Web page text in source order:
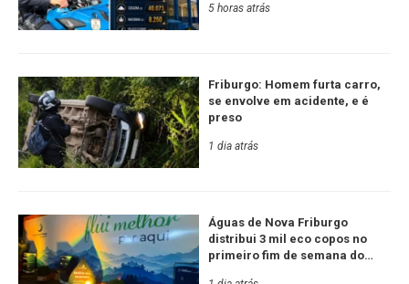
5 horas atrás
Friburgo: Homem furta carro,
se envolve em acidente, e é
preso
1 dia atrás
Águas de Nova Friburgo
distribui 3 mil eco copos no
primeiro fim de semana do